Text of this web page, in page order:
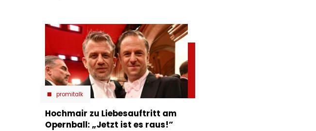
promitalk
Hochmair zu Liebesauftritt am
Opernball: „Jetzt ist es raus!”